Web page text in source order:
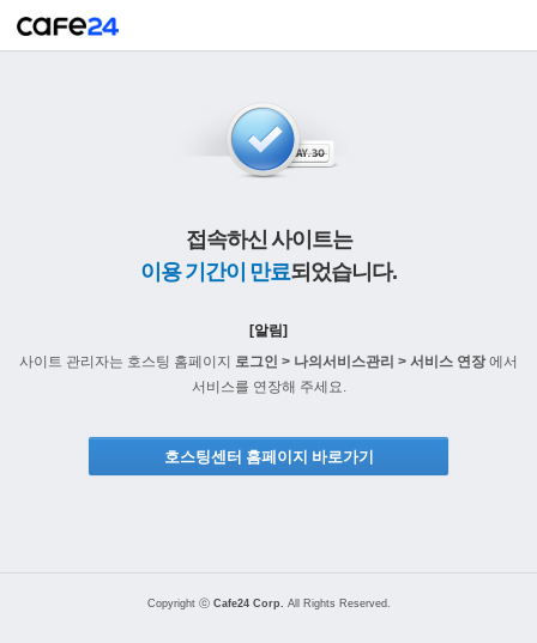
접속하신 사이트는
이용 기간이 만료되었습니다.
[알림]
사이트 관리자는 호스팅 홈페이지 로그인 > 나의서비스관리 > 서비스 연장에서
서비스를 연장해 주세요.
호스팅센터 홈페이지 바로가기
Copyright ⓒ Cafe24 Corp. All Rights Reserved.